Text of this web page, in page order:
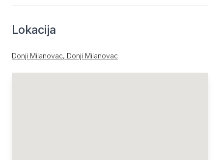
Lokacija
Donji Milanovac, Donji Milanovac